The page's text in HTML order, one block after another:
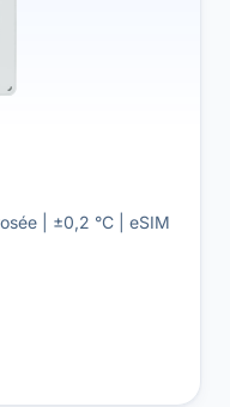
| ±0,2 °C | eSIM